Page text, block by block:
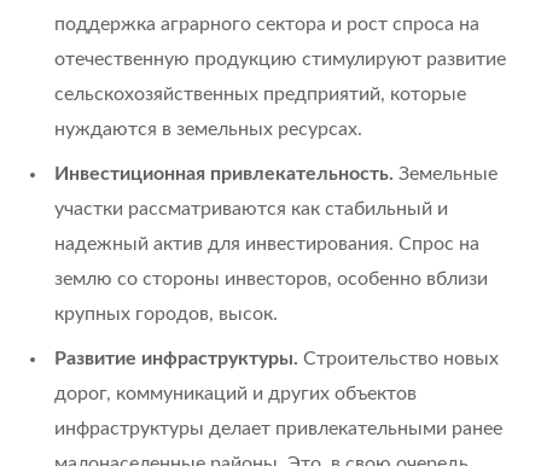
поддержка аграрного сектора и рост спроса на
отечественную продукцию стимулируют развитие
сельскохозяйственных предприятий, которые
нуждаются в земельных ресурсах.
Инвестиционная привлекательность. Земельные
участки рассматриваются как стабильный и
надежный актив для инвестирования. Спрос на
землю со стороны инвесторов, особенно вблизи
крупных городов, высок.
Развитие инфраструктуры. Строительство новых
дорог, коммуникаций и других объектов
инфраструктуры делает привлекательными ранее